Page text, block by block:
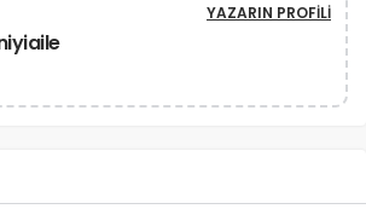
YAZARIN PROFILI